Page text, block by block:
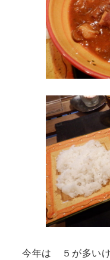
今年は ５が多い